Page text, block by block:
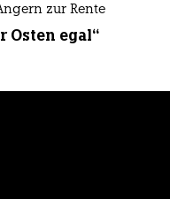
zur Rente
Osten egal“